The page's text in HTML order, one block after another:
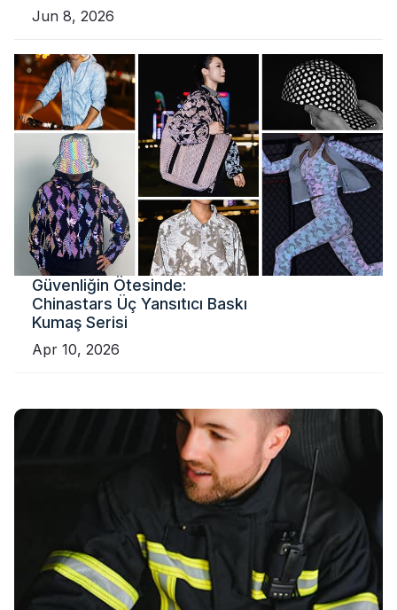
Jun 8, 2026
Güvenliğin Ötesinde:
Chinastars Üç Yansıtıcı Baskı
Kumaş Serisi
Apr 10, 2026